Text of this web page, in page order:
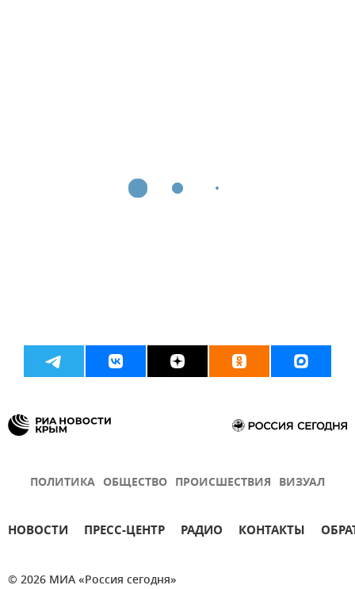
ПОЛИТИКА ОБЩЕСТВО ПРОИСШЕСТВИЯ ВИЗУАЛ
НОВОСТИ ПРЕСС-ЦЕНТР РАДИО КОНТАКТЫ
© 2026 МИА «Россия сегодня»